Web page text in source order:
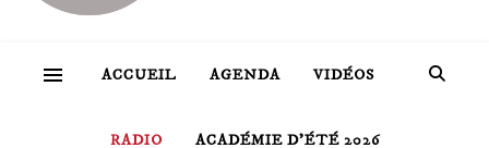
ACCUEIL AGENDA VIDÉOS
RADIO ACADÉMIE D’ÉTÉ 2026